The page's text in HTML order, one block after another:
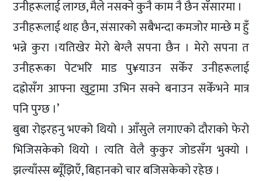
उनीहरूलाई लाग्छ, मैले नसक्ने कुनै काम नै छैन सँसारमा ।
उनीहरूलाई थाह छैन, संसारको सबैभन्दा कमजोर मान्छे म हुँ
भन्ने कुरा ।यतिखेर मेरो बेग्लै सपना छैन । मेरो सपना त
उनीहरूका पेटभरि माड पु¥याउन सकेँर उनीहरूलाई
दह्रोसँग आफ्ना खुट्टामा उभिन सक्ने बनाउन सकेँभने मात्र
पनि पुग्छ ।’
बुबा रोइरहनु भएको थियो । आँसुले लगाएको दौराको फेरो
भिजिसकेको थियो । त्यति वेलै कुकुर जोडसँग भुक्यो ।
झल्याँस्स ब्यूँझिएँ, बिहानको चार बजिसकेको रहेछ ।